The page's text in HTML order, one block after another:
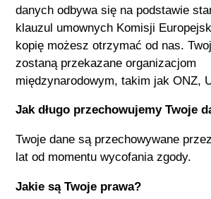
danych odbywa się na podstawie
klauzul umownych Komisji
kopię możesz otrzymać od nas.
zostaną przekazane organizacjom
międzynarodowym, takim jak ONZ,
Jak długo przechowujemy Twoje
Twoje dane są przechowywane
lat od momentu wycofania zgody.
Jakie są Twoje prawa?